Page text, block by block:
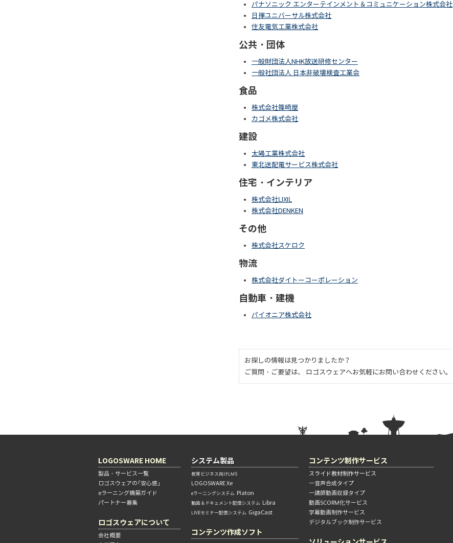
パナソニック エンターテインメント＆コミュニケーション株式会社
日揮ユニバーサル株式会社
住友電気工業株式会社
公共・団体
一般財団法人NHK放送研修センター
一般社団法人 日本非破壊検査工業会
食品
株式会社篠崎屋
カゴメ株式会社
建設
太陽工業株式会社
東北送配電サービス株式会社
住宅・インテリア
株式会社LIXIL
株式会社DENKEN
その他
株式会社スケロク
物流
株式会社ダイトーコーポレーション
自動車・建機
パイオニア株式会社
お探しの情報は見つかりましたか？
ご質問・ご要望は、 ロゴスウェアへお気軽にお問い合わせください。
LOGOSWARE HOME
製品・サービス一覧
ロゴスウェアの「安心感」
eラーニング構築ガイド
パートナー募集
ロゴスウェアについて
会社概要
システム製品
教育ビジネス向けLMS
LOGOSWARE Xe
eラーニングシステム Platon
動画＆ドキュメント配信システム Libra
LIVEセミナー配信システム GigaCast
コンテンツ作成ソフト
コンテンツ制作サービス
スライド教材制作サービス
―音声合成タイプ
―講師動画収録タイプ
動画SCORM化サービス
字幕動画制作サービス
デジタルブック制作サービス